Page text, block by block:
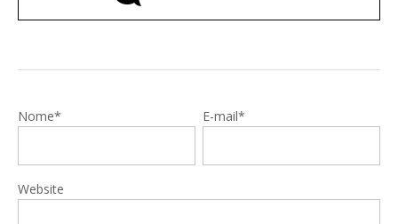
Nome* E-mail*
Website